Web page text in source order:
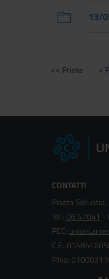
13/
Prima
<< Prima <
CONTATTI
Piazza
Tel.: 06 47041 -
PEC:
C.F.:
P.Iva: